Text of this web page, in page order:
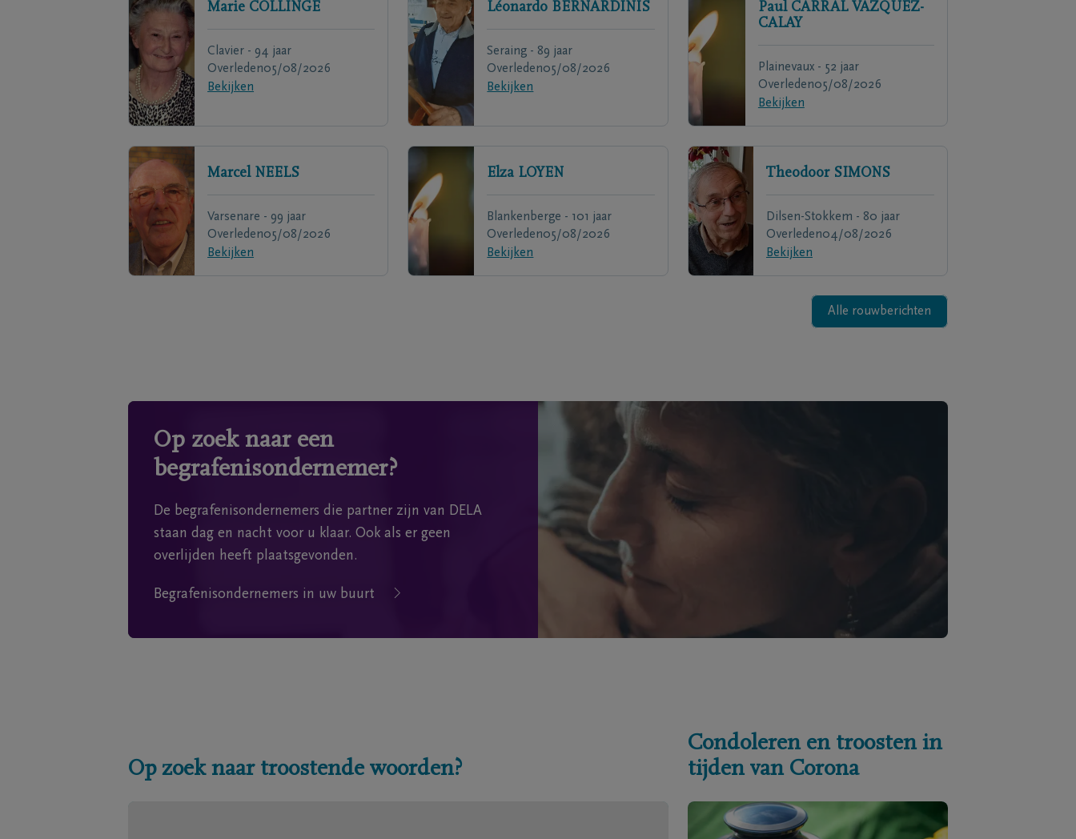
Marie COLLINGE
Clavier - 94 jaar
Overleden05/08/2026
Bekijken
Léonardo BERNARDINIS
Seraing - 89 jaar
Overleden05/08/2026
Bekijken
Paul CARRAL VAZQUEZ-
CALAY
Plainevaux - 52 jaar
Overleden05/08/2026
Bekijken
Marcel NEELS
Varsenare - 99 jaar
Overleden05/08/2026
Bekijken
Elza LOYEN
Blankenberge - 101 jaar
Overleden05/08/2026
Bekijken
Theodoor SIMONS
Dilsen-Stokkem - 80 jaar
Overleden04/08/2026
Bekijken
Alle rouwberichten
Op zoek naar een
begrafenisondernemer?
De begrafenisondernemers die partner zijn van DELA
staan dag en nacht voor u klaar. Ook als er geen
overlijden heeft plaatsgevonden.
Begrafenisondernemers in uw buurt
Op zoek naar troostende woorden?
Condoleren en troosten in
tijden van Corona